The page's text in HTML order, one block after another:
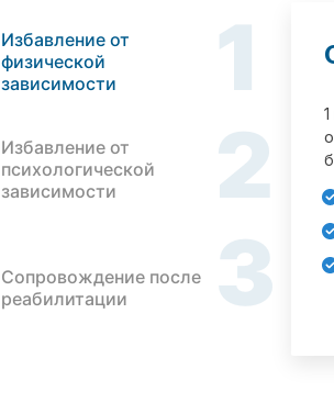
Избавление от
физической
зависимости
1
Избавление от
психологической
зависимости
2
Сопровождение после
реабилитации
3